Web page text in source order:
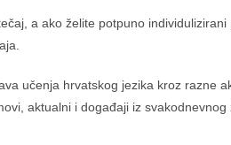
a ako želite potpuno
učenja hrvatskog jezika kroz razne
aktualni i događaji iz